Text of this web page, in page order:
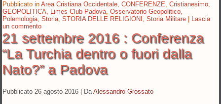
Pubblicato in Area Cristiana Occidentale,CONFERENZE,Cristianesimo,
GEOPOLITICA, Limes Club Padova,Osservatorio Geopolitico,
Polemologia,Storia,STORIA DELLE RELIGIONI ,Storia Militare
Lascia
un commento
21 settembre 2016 : Conferenza
“La Turchia dentro o fuori dalla
Nato?” a Padova
Pubblicato 26 agosto 2016 Da Alessandro Grossato